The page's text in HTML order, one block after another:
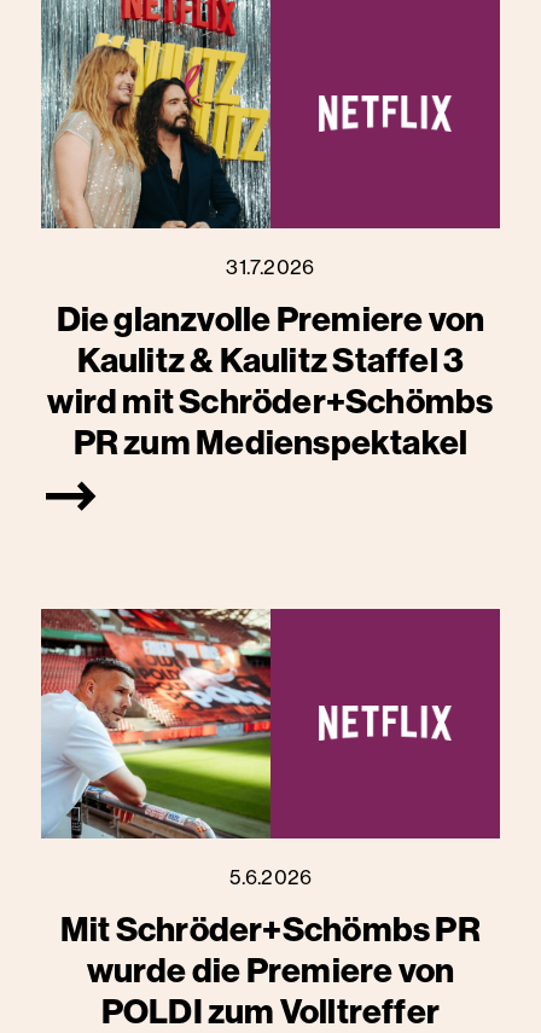
31.7.2026
Die glanzvolle Premiere von
Kaulitz & Kaulitz Staffel 3
wird mit Schröder+Schömbs
PR zum Medienspektakel
5.6.2026
Mit Schröder+Schömbs PR
wurde die Premiere von
POLDI zum Volltreffer